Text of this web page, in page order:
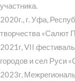
участника.
2020г., г. Уфа,
творчества «Салют
2021г, VII
городов и сел Руси
2023г,